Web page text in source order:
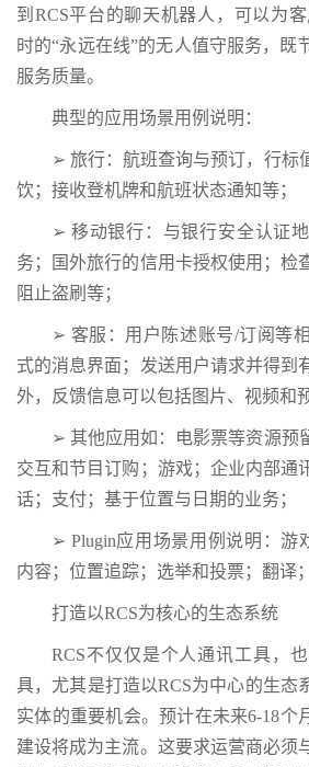
到RCS平台的聊天机器人，可以为
时的“永远在线”的无人值守服务，既
服务质量。
典型的应用场景用例说明：
➢ 旅行：航班查询与预订，行标
饮；接收登机牌和航班状态通知等；
➢ 移动银行：与银行安全认证
务；国外旅行的信用卡授权使用；检
阻止盗刷等；
➢ 客服：用户陈述账号/订阅等
式的消息界面；发送用户请求并得到
外，反馈信息可以包括图片、视频和
➢ 其他应用如：电影票等资源预
交互和节目订购；游戏；企业内部通
话；支付；基于位置与日期的业务；
➢ Plugin应用场景用例说明：游
内容；位置追踪；选举和投票；翻译
打造以RCS为核心的生态系统
RCS不仅仅是个人通讯工具，
具，尤其是打造以RCS为中心的生态
实体的重要机会。预计在未来6-18个
建设将成为主流。这要求运营商必须